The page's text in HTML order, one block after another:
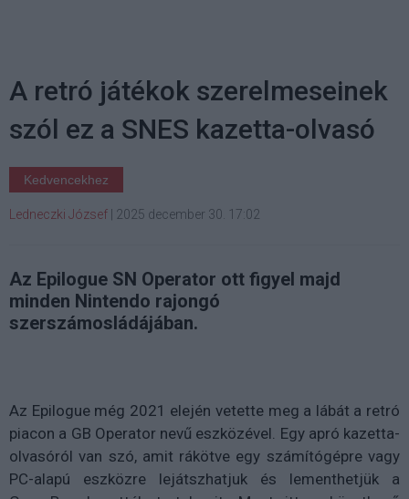
A retró játékok szerelmeseinek
szól ez a SNES kazetta-olvasó
Kedvencekhez
Ledneczki József 2025 december 30. 17:02
Az Epilogue SN Operator ott figyel majd
minden Nintendo rajongó
szerszámosládájában.
Az Epilogue még 2021 elején vetette meg a lábát a retró
piacon a GB Operator nevű eszközével. Egy apró kazetta-
olvasóról van szó, amit rákötve egy számítógépre vagy
PC-alapú eszközre lejátszhatjuk és lementhetjük a